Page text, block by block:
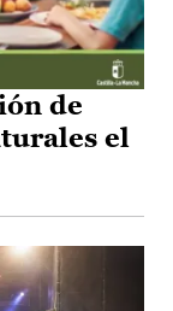
de
el